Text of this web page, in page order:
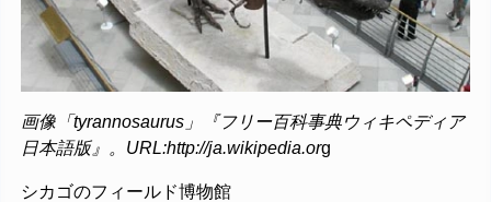
画像「tyrannosaurus」『フリー百科事典ウィキペディア
日本語版』。URL:http://ja.wikipedia.org
シカゴのフィールド博物館